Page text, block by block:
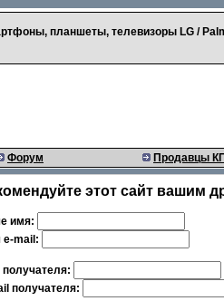
планшеты, телевизоры LG /
Форум Продавцы
этот сайт вашим
имя:
e-mail:
получателя: